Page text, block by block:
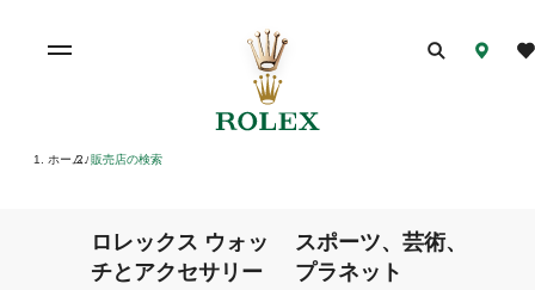
ホーム / 販売店の検索
ロレックス ウォッ
チとアクセサリー
スポーツ、芸術、
プラネット